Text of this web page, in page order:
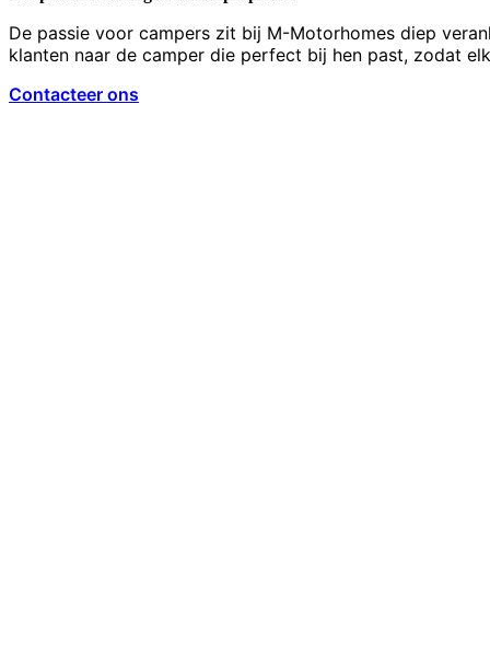
De passie voor campers zit bij M-Motorhomes diep
klanten naar de camper die perfect bij hen past, zodat
Contacteer ons